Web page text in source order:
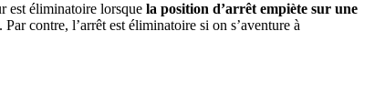
est éliminatoire lorsque la position d’arrêt empiète sur une
contre, l’arrêt est éliminatoire si on s’aventure à